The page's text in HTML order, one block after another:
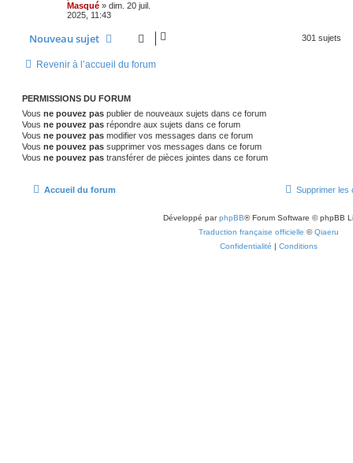
Masqué » dim. 20 juil.
2025, 11:43
Nouveau sujet 301 sujets
Revenir à l’accueil du forum
PERMISSIONS DU FORUM
Vous ne pouvez pas publier de nouveaux sujets dans ce forum
Vous ne pouvez pas répondre aux sujets dans ce forum
Vous ne pouvez pas modifier vos messages dans ce forum
Vous ne pouvez pas supprimer vos messages dans ce forum
Vous ne pouvez pas transférer de pièces jointes dans ce forum
Accueil du forum Supprimer les
Développé parphpBB® Forum Software © phpBB
Traduction française officielle ©Qiaeru
Confidentialité | Conditions